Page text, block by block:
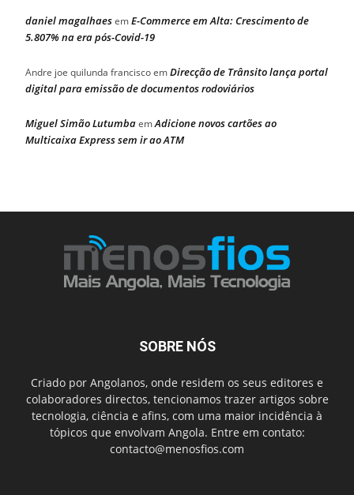
daniel magalhaesemE-Commerce em Alta: Crescimento de
5.807% na era pós-Covid-19
Andre joe quilunda franciscoemDirecção de Trânsito lança portal
digital para emissão de documentos rodoviários
Miguel Simão LutumbaemAdicione novos cartões ao
Multicaixa Express sem ir ao ATM
SOBRE NÓS
Criado por Angolanos, onde residem os seus editores e
colaboradores directos, tencionamos trazer artigos sobre
tecnologia, ciência e afins, com uma maior incidência à
tópicos que envolvam Angola. Entre em contato:
contacto@menosfios.com